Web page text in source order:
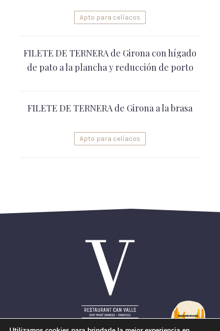
Apto para celíacos
FILETE DE TERNERA de Girona con hígado
de pato a la plancha y reducción de porto
FILETE DE TERNERA de Girona a la brasa
Apto para celíacos